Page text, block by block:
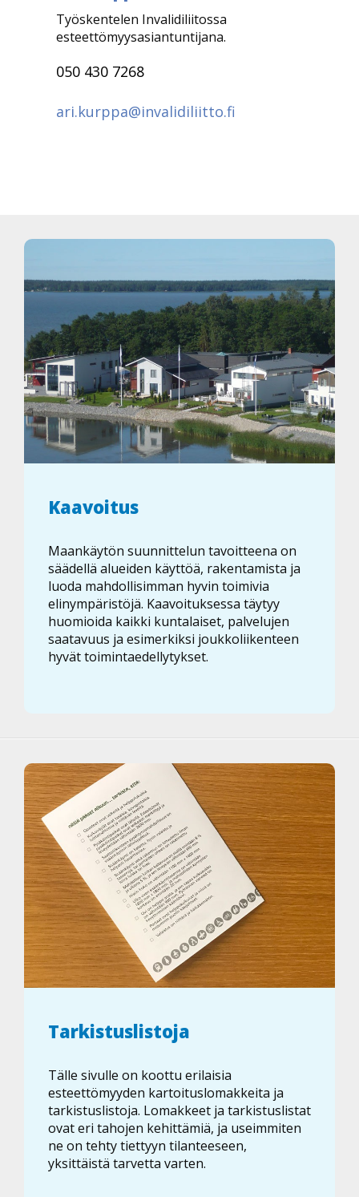
Työskentelen Invalidiliitossa
esteettömyysasiantuntijana.
050 430 7268
ari.kurppa@invalidiliitto.fi
Kaavoitus
Maankäytön suunnittelun tavoitteena on
säädellä alueiden käyttöä, rakentamista ja
luoda mahdollisimman hyvin toimivia
elinympäristöjä. Kaavoituksessa täytyy
huomioida kaikki kuntalaiset, palvelujen
saatavuus ja esimerkiksi joukkoliikenteen
hyvät toimintaedellytykset.
Tarkistuslistoja
Tälle sivulle on koottu erilaisia
esteettömyyden kartoituslomakkeita ja
tarkistuslistoja. Lomakkeet ja tarkistuslistat
ovat eri tahojen kehittämiä, ja useimmiten
ne on tehty tiettyyn tilanteeseen,
yksittäistä tarvetta varten.